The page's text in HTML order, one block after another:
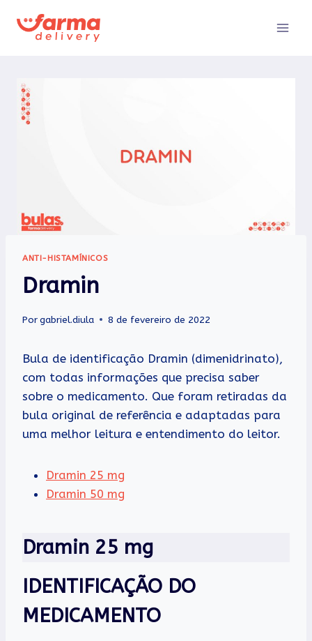
para
ANTI-HISTAMÍNICOS
Dramin
Porgabriel.diula 8 de fevereiro de 2022
Bula de identificação Dramin (dimenidrinato),
com todas informações que precisa saber
sobre o medicamento. Que foram retiradas da
bula original de referência e adaptadas para
uma melhor leitura e entendimento do leitor.
Dramin 25 mg
Dramin 50 mg
Dramin 25 mg
IDENTIFICAÇÃO DO
MEDICAMENTO